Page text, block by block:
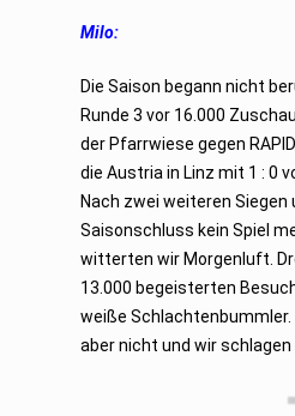
Milo:
Die Saison begann nicht
Runde 3 vor 16.000
der Pfarrwiese gegen
die Austria in Linz mit 1 : 0
Nach zwei weiteren Siegen
Saisonschluss kein Spiel
witterten wir Morgenluft.
13.000 begeisterten
weiße Schlachtenbummler.
aber nicht und wir